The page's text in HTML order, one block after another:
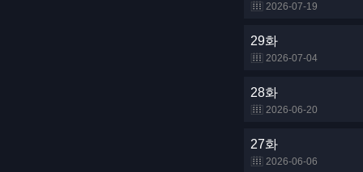
2026-07-19
29화
2026-07-04
28화
2026-06-20
27화
2026-06-06